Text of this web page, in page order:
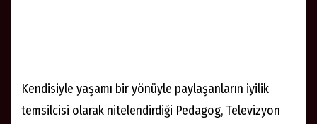
Kendisiyle yaşamı bir yönüyle paylaşanların iyilik
temsilcisi olarak nitelendirdiği Pedagog, Televizyon